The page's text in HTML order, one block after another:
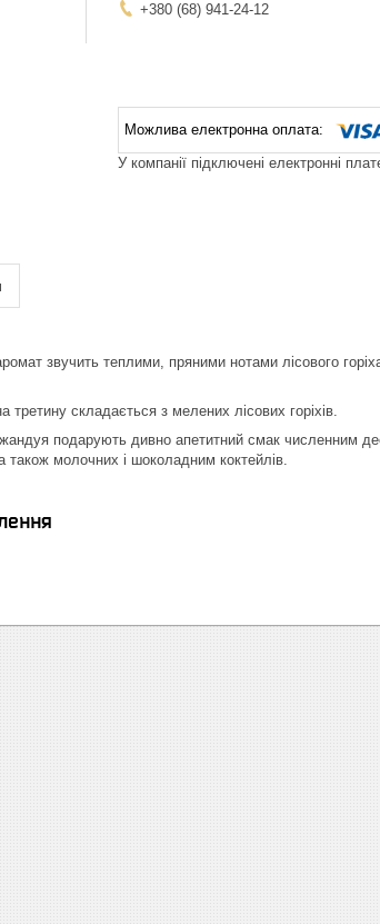
+380 (68) 941-24-12
У компанії підключені електронні
звучить теплими, пряними нотами лісового
складається з мелених лісових горіхів.
подарують дивно апетитний смак численним
також молочних і шоколадним коктейлів.